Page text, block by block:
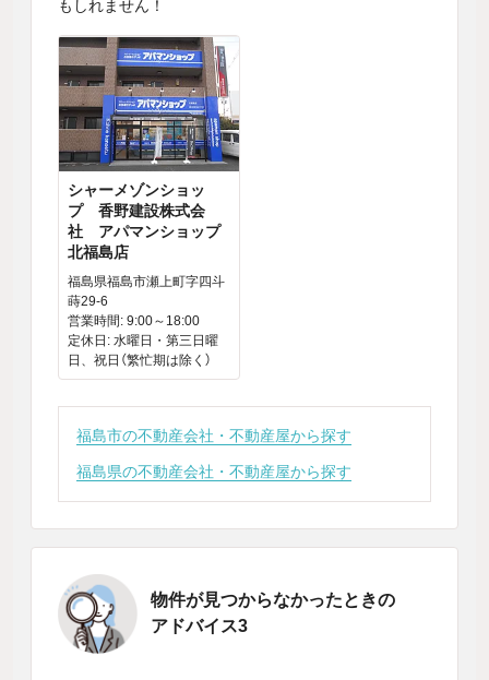
もしれません！
シャーメゾンショッ
プ 香野建設株式会
社 アパマンショップ
北福島店
福島県福島市瀬上町字四斗
蒔29-6
営業時間: 9:00～18:00
定休日: 水曜日・第三日曜
日、祝日（繁忙期は除く）
福島市の不動産会社・不動産屋から探す
福島県の不動産会社・不動産屋から探す
物件が見つからなかったときの
アドバイス3